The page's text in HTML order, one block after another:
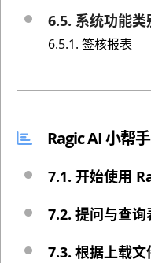
6.5. 系统功能类
6.5.1. 签核报表
Ragic AI 小帮手
7.1. 开始使用
7.2. 提问与查询
7.3. 根据上载